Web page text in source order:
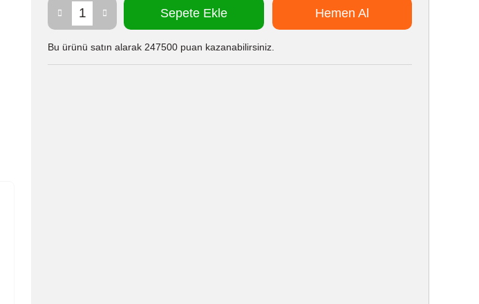
Sepete Ekle Hemen Al
Bu ürünü satın alarak 247500 puan kazanabilirsiniz.